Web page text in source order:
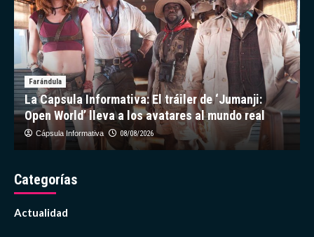
Farándula
La Capsula Informativa: El tráiler de ‘Jumanji:
Open World’ lleva a los avatares al mundo real
Cápsula Informativa 08/08/2026
Categorías
Actualidad